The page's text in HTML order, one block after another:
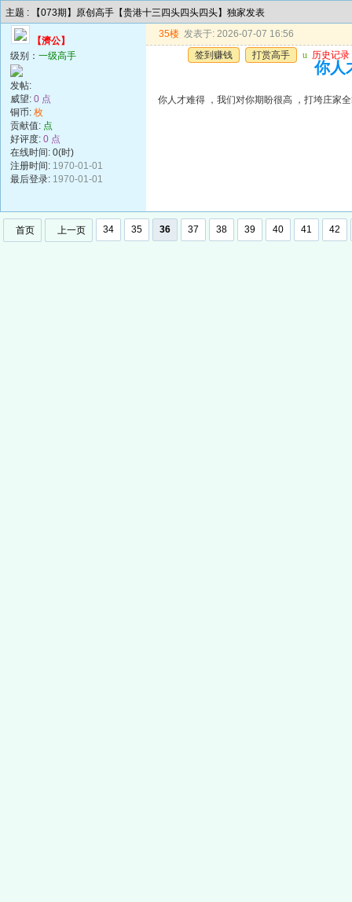
主题 : 【073期】原创高手【贵港十三四头四头四头】独家发表
【濟公】
级别： 一级高手
发帖:
威望: 0 点
铜币: 枚
贡献值: 点
好评度: 0 点
在线时间: 0(时)
注册时间: 1970-01-01
最后登录: 1970-01-01
35楼 发表于: 2026-07-07 16:56
签到赚钱
打赏高手 u 历史记录
你人
你人才难得 ，我们对你期盼很高 ，打垮庄家
首页 上一页 34 35 36 37 38 39 40 41 42